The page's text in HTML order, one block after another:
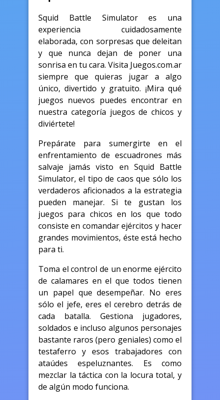
Squid Battle Simulator es una
experiencia cuidadosamente
elaborada, con sorpresas que deleitan
y que nunca dejan de poner una
sonrisa en tu cara. Visita Juegos.com.ar
siempre que quieras jugar a algo
único, divertido y gratuito. ¡Mira qué
juegos nuevos puedes encontrar en
nuestra categoría juegos de chicos y
diviértete!
Prepárate para sumergirte en el
enfrentamiento de escuadrones más
salvaje jamás visto en Squid Battle
Simulator, el tipo de caos que sólo los
verdaderos aficionados a la estrategia
pueden manejar. Si te gustan los
juegos para chicos en los que todo
consiste en comandar ejércitos y hacer
grandes movimientos, éste está hecho
para ti.
Toma el control de un enorme ejército
de calamares en el que todos tienen
un papel que desempeñar. No eres
sólo el jefe, eres el cerebro detrás de
cada batalla. Gestiona jugadores,
soldados e incluso algunos personajes
bastante raros (pero geniales) como el
testaferro y esos trabajadores con
ataúdes espeluznantes. Es como
mezclar la táctica con la locura total, y
de algún modo funciona.